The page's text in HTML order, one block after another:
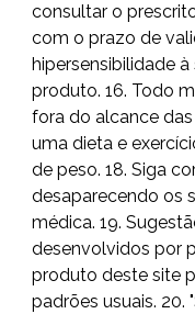
consultar o
com o prazo de
hipersensibilidade
produto. 16. Todo
fora do alcance das
uma dieta e
de peso. 18. Siga
desaparecendo os
médica. 19.
desenvolvidos por
produto deste site
padrões usuais. 20.